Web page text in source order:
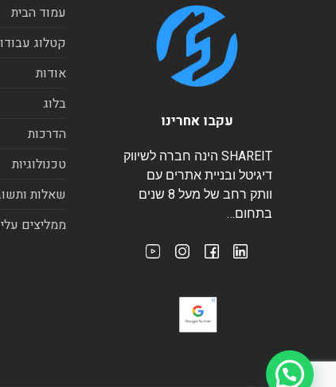
עקבו אחרינו
SHAREIT הינה חברה לשיווק
דיגיטל ובניית אתרים עם
וותק רחב של מעל 8 שנים
בתחום…
עמוד הבית
קטלוג
אודות
בלוג
הדרכות
טכנולוגיות
שאלות
ממליצים